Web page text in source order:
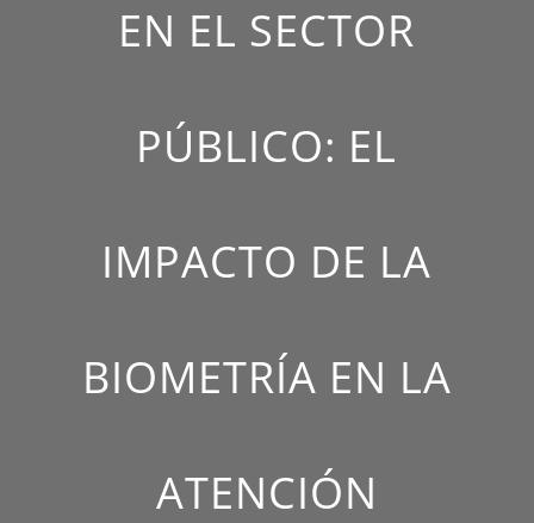
EN EL SECTOR
PÚBLICO: EL
IMPACTO DE LA
BIOMETRÍA EN LA
ATENCIÓN